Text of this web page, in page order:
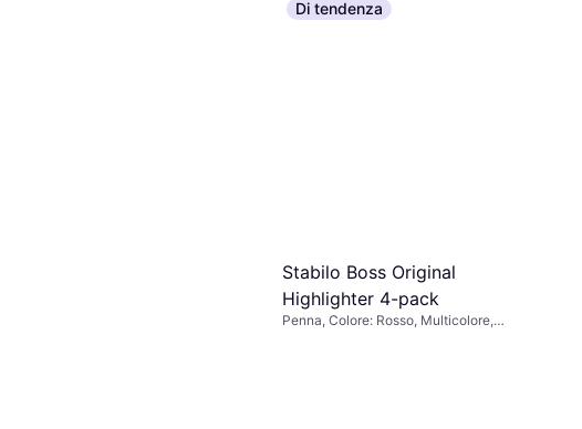
Di tendenza
Stabilo Boss Original
Highlighter 4-pack
Penna, Colore: Rosso, Multicolore,